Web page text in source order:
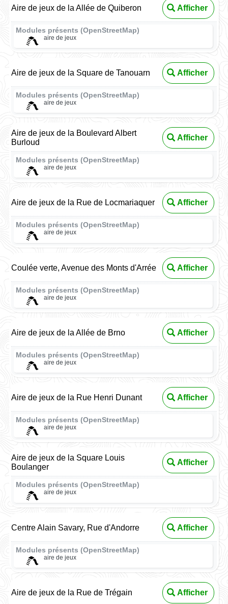
Aire de jeux de la Allée de Quiberon Afficher
Modules présents (OpenStreetMap)
aire de jeux
Aire de jeux de la Square de Tanouarn Afficher
Modules présents (OpenStreetMap)
aire de jeux
Aire de jeux de la Boulevard Albert
Burloud
Afficher
Modules présents (OpenStreetMap)
aire de jeux
Aire de jeux de la Rue de Locmariaquer Afficher
Modules présents (OpenStreetMap)
aire de jeux
Coulée verte, Avenue des Monts d'Arrée Afficher
Modules présents (OpenStreetMap)
aire de jeux
Aire de jeux de la Allée de Brno Afficher
Modules présents (OpenStreetMap)
aire de jeux
Aire de jeux de la Rue Henri Dunant Afficher
Modules présents (OpenStreetMap)
aire de jeux
Aire de jeux de la Square Louis
Boulanger
Afficher
Modules présents (OpenStreetMap)
aire de jeux
Centre Alain Savary, Rue d'Andorre Afficher
Modules présents (OpenStreetMap)
aire de jeux
Aire de jeux de la Rue de Trégain Afficher